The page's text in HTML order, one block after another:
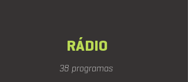
RÁDIO
38 programas